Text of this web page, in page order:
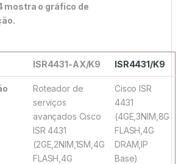
mostra o gráfico de
ISR4431-AX/K9 ISR4431/K9
Roteador de
serviços
avançados Cisco
ISR 4431
(2GE,2NIM,1SM,4G
FLASH,4G
Cisco ISR
4431
(4GE,3NIM,8G
FLASH,4G
DRAM,IP
Base)